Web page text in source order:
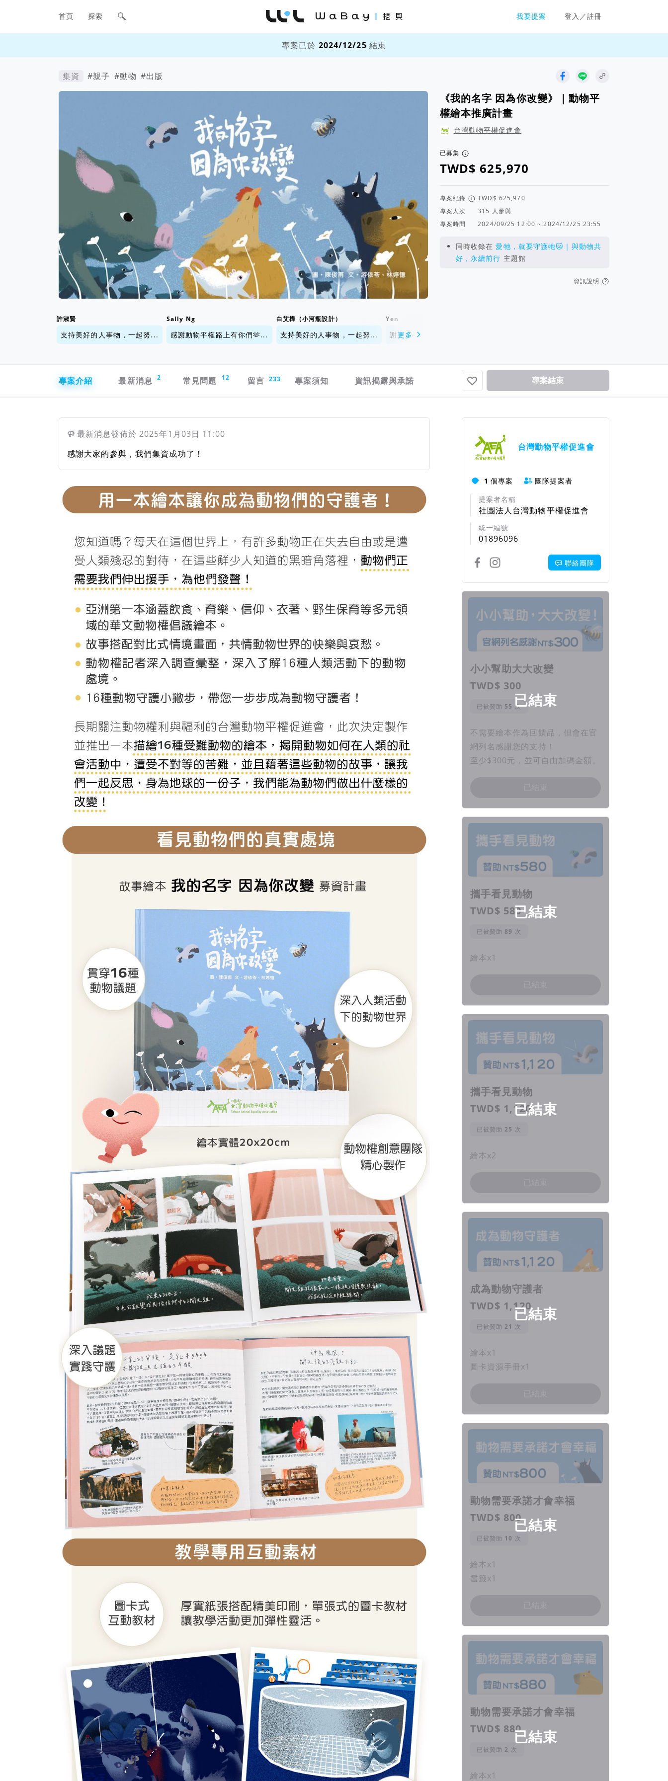
網站主要導航欄
首頁 探索 我要提案 登入／註冊
WaBay 挖貝 | 台灣最值得信賴的群眾集資 / 群眾募資平台
專案已於 2024/12/25 結束
集資 #親子 #動物 #出版
《我的名字 因為你改變》｜動物平
權繪本推廣計畫
台灣動物平權促進會
已募集
專案紀錄
專案人次
人參與
專案時間
2024/09/25 12:00 ~ 2024/12/25 23:55
同時收錄在 愛牠，就要守護牠🐱｜與動物共
好，永續前行 主題館
資訊說明
許淑賢
支持美好的人事物，一起努...
Sally Ng
感謝動物平權路上有你們🫶...
白艾樺（小河瓶設計）
支持美好的人事物，一起努...
Yen
謝謝大家，讓好多更多動物...
更多
專案介紹
最新消息 2 常見問題 12 留言 233 專案須知 資訊揭露與承諾 專案結束
最新消息發佈於 2025年1月03日 11:00
感謝大家的參與，我們集資成功了！
台灣動物平權促進會
1 個專案
團隊提案者
提案者名稱
社團法人台灣動物平權促進會
統一編號
01896096
聯絡團隊
回饋項目
已結束
小小幫助大大改變
TWD$ 300
已被贊助 次
不需要繪本作為回饋品，但會在官
網列名感謝您的支持！
至少$300元，並可自由加碼金額。
已結束
攜手看見動物
TWD$ 580
已被贊助 次
繪本x1
已結束
攜手看見動物
TWD$ 1,120
已被贊助 次
繪本x2
已結束
成為動物守護者
TWD$ 1,120
已被贊助 次
繪本x1
圖卡資源手冊x1
已結束
動物需要承諾才會幸福
TWD$ 800
已被贊助 次
繪本x1
書籤x1
已結束
動物需要承諾才會幸福
TWD$ 880
已被贊助 次
繪本x1